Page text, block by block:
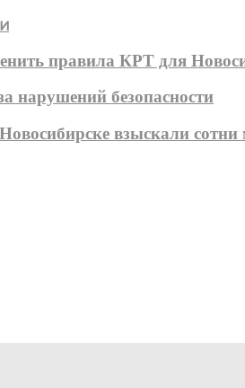
правила КРТ для
нарушений безопасности
взыскали